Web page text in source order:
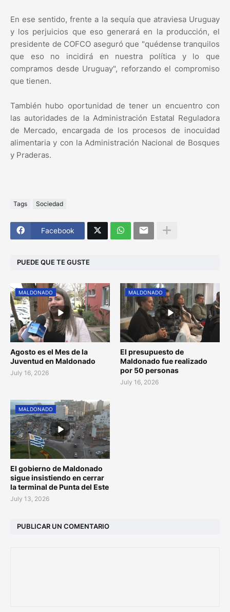
En ese sentido, frente a la sequía que atraviesa Uruguay
y los perjuicios que eso generará en la producción, el
presidente de COFCO aseguró que "quédense tranquilos
que eso no incidirá en nuestra política y lo que
compramos desde Uruguay", reforzando el compromiso
que tienen.
También hubo oportunidad de tener un encuentro con
las autoridades de la Administración Estatal Reguladora
de Mercado, encargada de los procesos de inocuidad
alimentaria y con la Administración Nacional de Bosques
y Praderas.
Tags Sociedad
Facebook
PUEDE QUE TE GUSTE
MALDONADO
Agosto es el Mes de la
Juventud en Maldonado
July 16, 2026
MALDONADO
El presupuesto de
Maldonado fue realizado
por 50 personas
July 16, 2026
MALDONADO
El gobierno de Maldonado
sigue insistiendo en cerrar
la terminal de Punta del Este
July 13, 2026
PUBLICAR UN COMENTARIO